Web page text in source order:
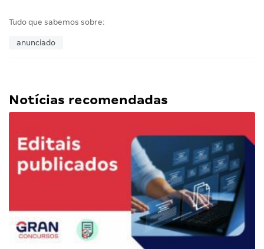
Tudo que sabemos sobre:
anunciado
Notícias recomendadas